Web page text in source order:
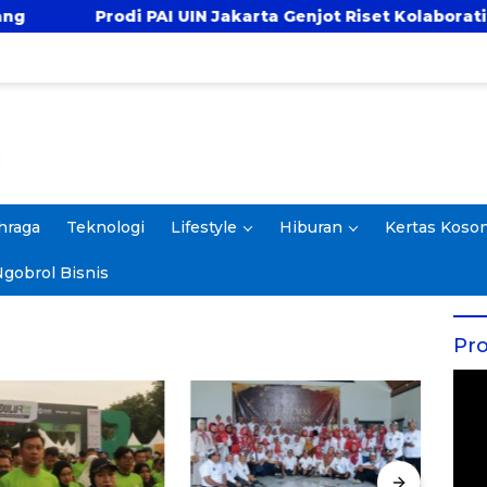
PAI UIN Jakarta Genjot Riset Kolaboratif, Antar 4
Teknologi Lifestyle Hiburan Kertas
Bisnis